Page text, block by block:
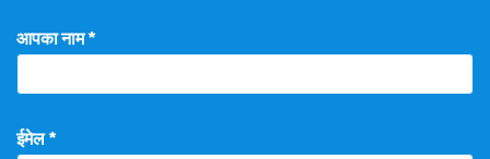
आपका नाम *
ईमेल *